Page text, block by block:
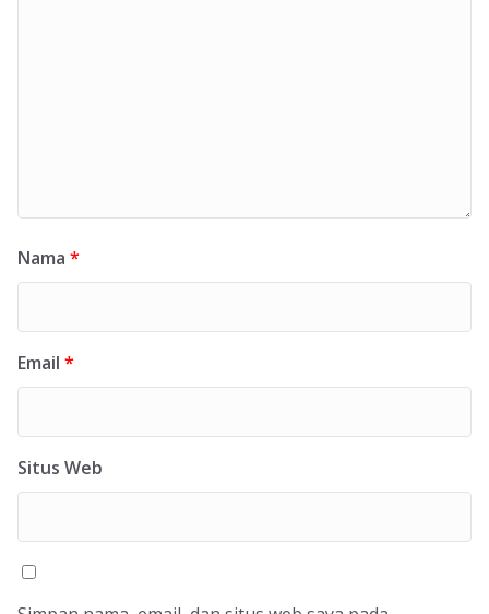
Nama *
Email *
Situs Web